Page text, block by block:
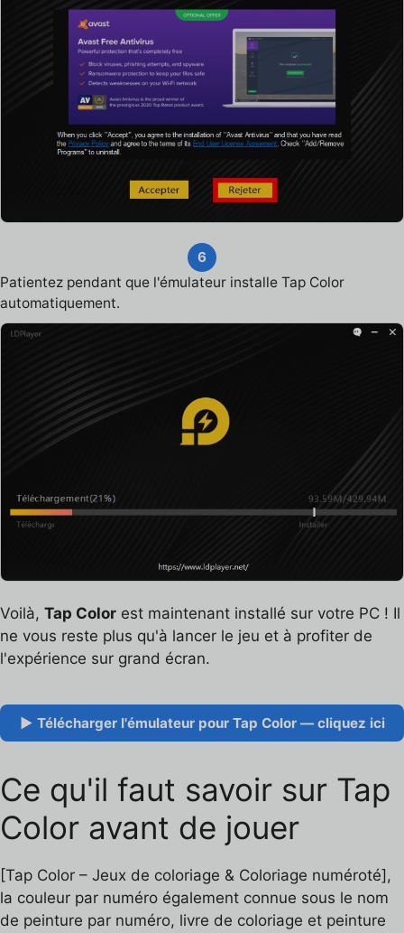
6
Patientez pendant que l'émulateur installe Tap Color
automatiquement.
Voilà, Tap Color est maintenant installé sur votre PC ! Il
ne vous reste plus qu'à lancer le jeu et à profiter de
l'expérience sur grand écran.
▶ Télécharger l'émulateur pour Tap Color — cliquez ici
Ce qu'il faut savoir sur Tap
Color avant de jouer
[Tap Color – Jeux de coloriage & Coloriage numéroté],
la couleur par numéro également connue sous le nom
de peinture par numéro, livre de coloriage et peinture